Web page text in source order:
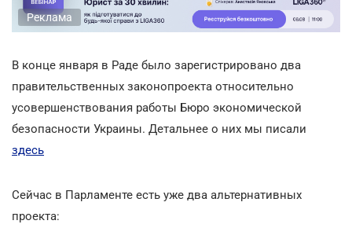
Реклама
В конце января в Раде было зарегистрировано два
правительственных законопроекта относительно
усовершенствования работы Бюро экономической
безопасности Украины. Детальнее о них мы писали
здесь
Сейчас в Парламенте есть уже два альтернативных
проекта: